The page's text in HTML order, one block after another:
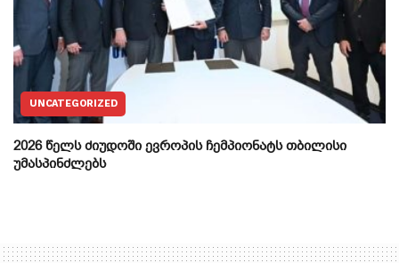
UNCATEGORIZED
2026 წელს ძიუდოში ევროპის ჩემპიონატს თბილისი
უმასპინძლებს